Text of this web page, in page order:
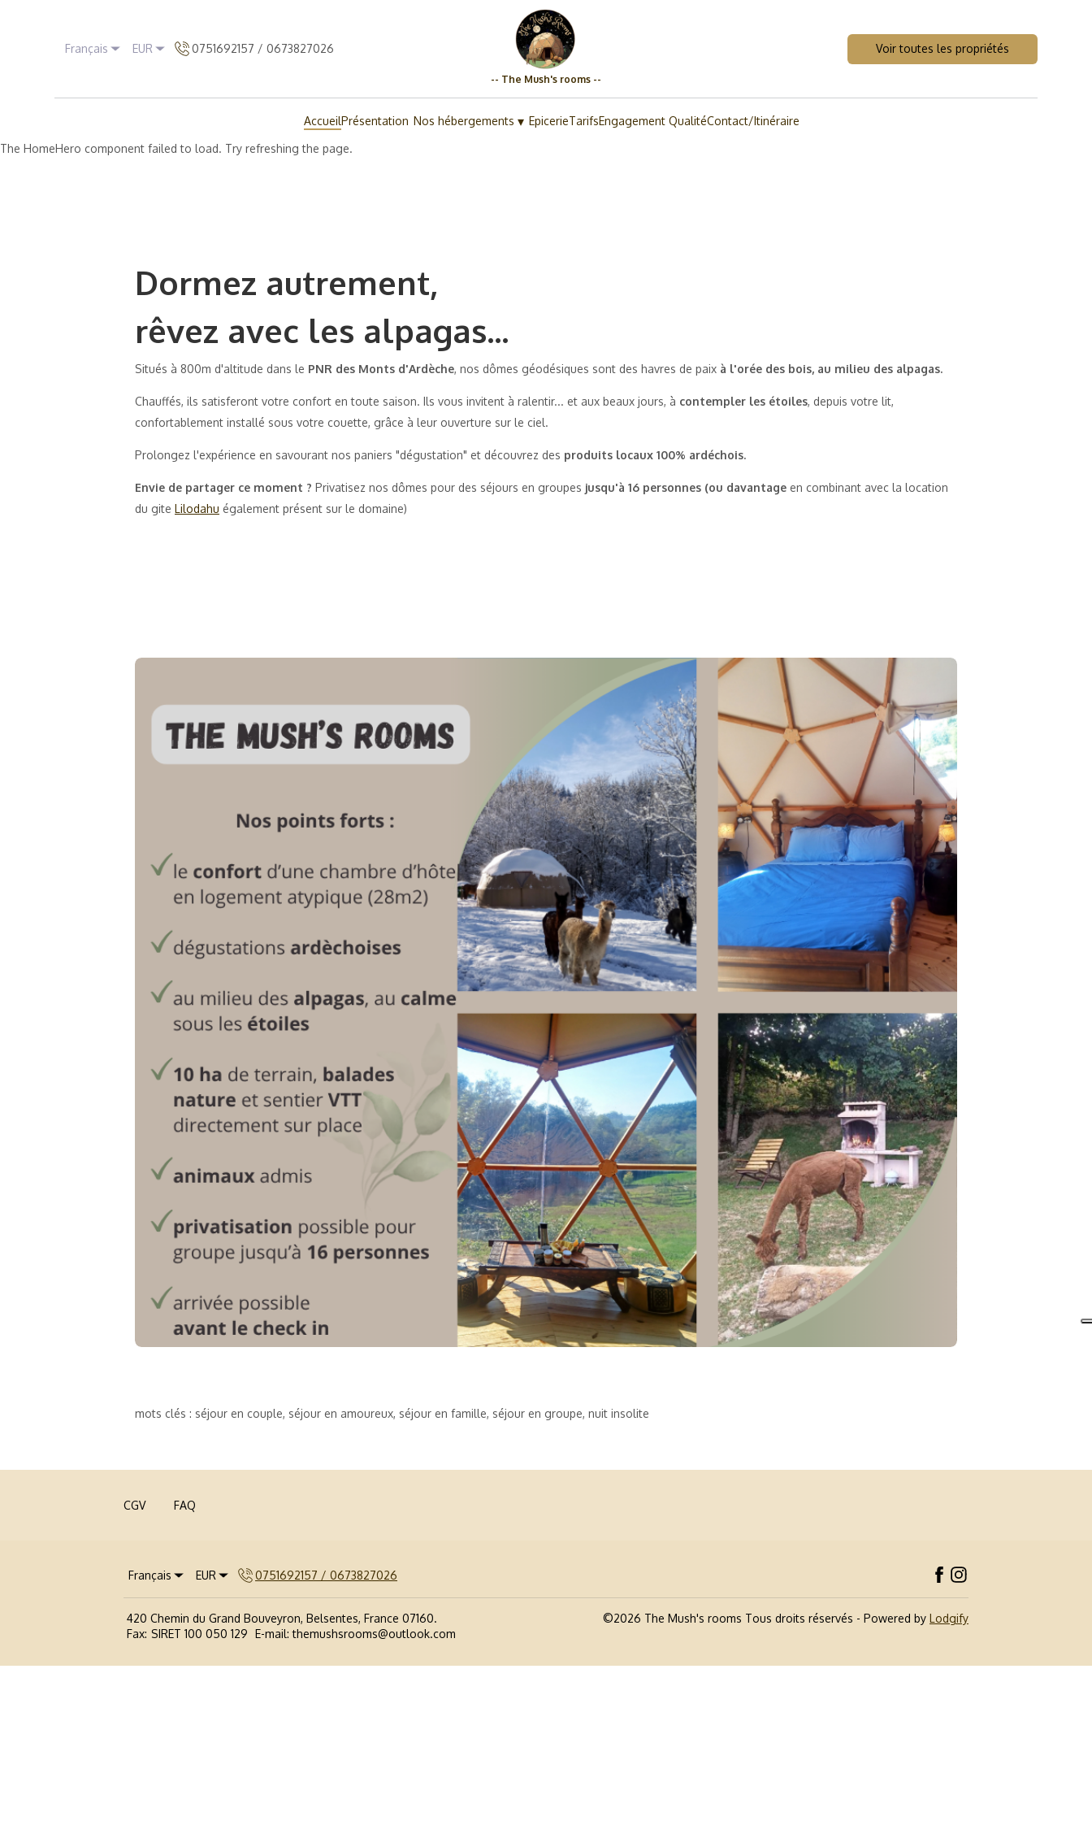
Français EUR 0751692157 / 0673827026
-- The Mush's rooms --
Voir toutes les propriétés
AccueilPrésentation Nos hébergements ▾ EpicerieTarifsEngagement QualitéContact/Itinéraire
The HomeHero component failed to load. Try refreshing the page.
Dormez autrement,
rêvez avec les alpagas...
Situés à 800m d'altitude dans le PNR des Monts d'Ardèche, nos dômes géodésiques sont des havres de paix à l'orée des bois, au milieu des alpagas.
Chauffés, ils satisferont votre confort en toute saison. Ils vous invitent à ralentir... et aux beaux jours, à contempler les étoiles, depuis votre lit,
confortablement installé sous votre couette, grâce à leur ouverture sur le ciel.
Prolongez l'expérience en savourant nos paniers "dégustation" et découvrez des produits locaux 100% ardéchois.
Envie de partager ce moment ? Privatisez nos dômes pour des séjours en groupes jusqu'à 16 personnes (ou davantage en combinant avec la location
du gite Lilodahu également présent sur le domaine)
mots clés : séjour en couple, séjour en amoureux, séjour en famille, séjour en groupe, nuit insolite
CGV FAQ
Français EUR 0751692157 / 0673827026
420 Chemin du Grand Bouveyron, Belsentes, France 07160.
Fax: SIRET 100 050 129 E-mail: themushsrooms@outlook.com
©2026 The Mush's rooms Tous droits réservés - Powered by Lodgify